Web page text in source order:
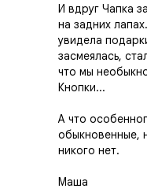
И вдруг Чапка
на задних
увидела
засмеялась,
что мы
Кнопки...
А что
обыкновенные,
никого нет.
Маша